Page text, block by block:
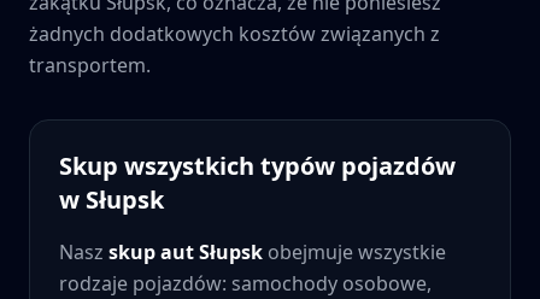
żadnych dodatkowych kosztów związanych z
transportem.
Skup wszystkich typów pojazdów
w Słupsk
Nasz skup autSłupsk obejmuje wszystkie
rodzaje pojazdów: samochody osobowe,